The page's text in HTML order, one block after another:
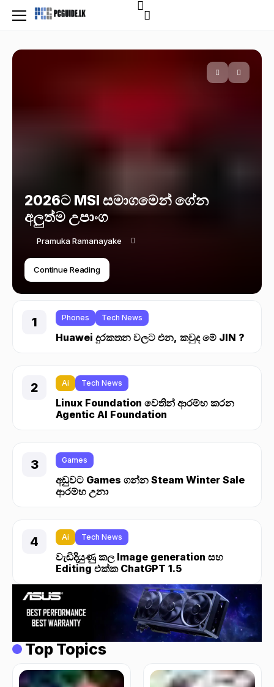
2026ට MSI සමාගමෙන් ගේන
අලුත්ම උපාංග
Pramuka Ramanayake
Continue Reading
Phones Tech News
Huawei දුරකතන වලට එන, කවුද මේ JIN ?
Ai Tech News
Linux Foundation වෙතින් ආරම්භ කරන
Agentic AI Foundation
Games
අඩුවට Games ගන්න Steam Winter Sale
ආරම්භ උනා
Ai Tech News
වැඩිදියුණු කල Image generation සහ
Editing එක්ක ChatGPT 1.5
Top Topics